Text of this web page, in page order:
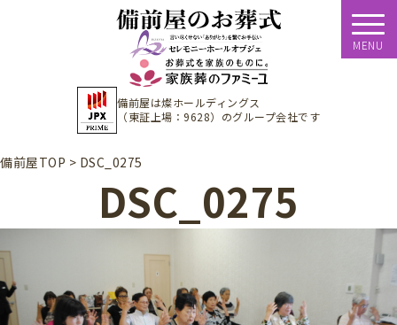
備前屋は燦ホールディングス
（東証上場：9628） のグループ会社です
MENU
備前屋TOP > DSC_0275
DSC_0275